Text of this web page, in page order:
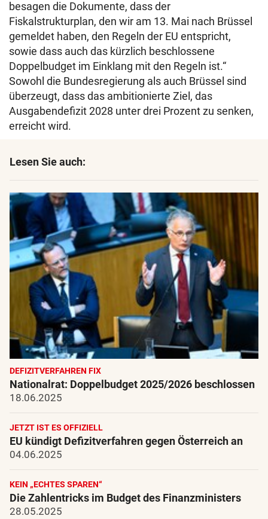
besagen die Dokumente, dass der
Fiskalstrukturplan, den wir am 13. Mai nach Brüssel
gemeldet haben, den Regeln der EU entspricht,
sowie dass auch das kürzlich beschlossene
Doppelbudget im Einklang mit den Regeln ist.“
Sowohl die Bundesregierung als auch Brüssel sind
überzeugt, dass das ambitionierte Ziel, das
Ausgabendefizit 2028 unter drei Prozent zu senken,
erreicht wird.
Lesen Sie auch:
DEFIZITVERFAHREN FIX
Nationalrat: Doppelbudget 2025/2026 beschlossen
18.06.2025
JETZT IST ES OFFIZIELL
EU kündigt Defizitverfahren gegen Österreich an
04.06.2025
KEIN „ECHTES SPAREN“
Die Zahlentricks im Budget des Finanzministers
28.05.2025